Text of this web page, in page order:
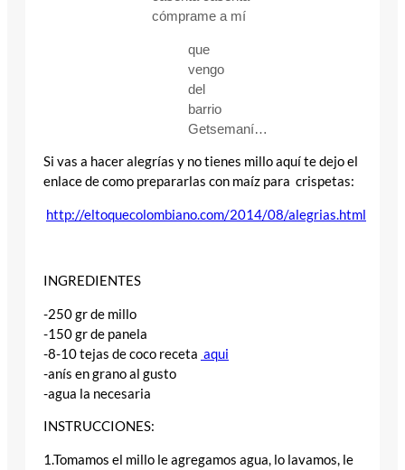
cómprame a mí
que
vengo
del
barrio
Getsemaní…
Si vas a hacer alegrías y no tienes millo aquí te dejo el
enlace de como prepararlas con maíz para crispetas:
http://eltoquecolombiano.com/2014/08/alegrias.html
INGREDIENTES
-250 gr de millo
-150 gr de panela
-8-10 tejas de coco receta aqui
-anís en grano al gusto
-agua la necesaria
INSTRUCCIONES:
1.Tomamos el millo le agregamos agua, lo lavamos, le